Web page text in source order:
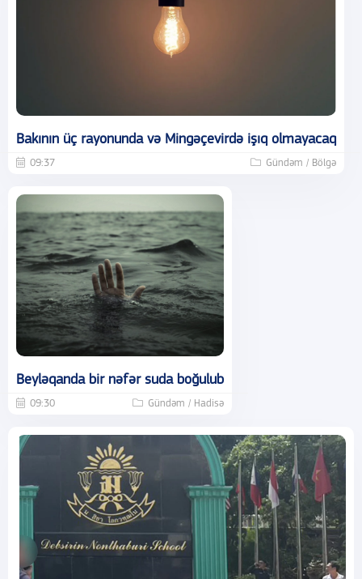
Bakının üç rayonunda və Mingəçevirdə işıq olmayacaq
09:37 Gündəm / Bölgə
Beyləqanda bir nəfər suda boğulub
09:30 Gündəm / Hadisə